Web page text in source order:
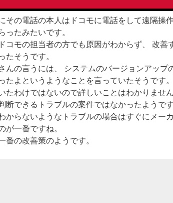
その電話の本人はドコモに電話をして遠隔操
ったみたいです。
コモの担当者の方でも原因がわからず、 改善
たそうです。
んの言うには、 システムのバージョンアップ
たよというようなことを言っていたそうです。
たわけではないので詳しいことはわかりませ
断できるトラブルの案件ではなかったようです
からないようなトラブルの場合はすぐにメー
が一番ですね。
番の改善策のようです。